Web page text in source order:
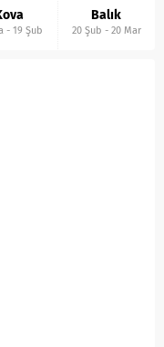
-19 Şub
Balık
20 Şub - 20 Mar